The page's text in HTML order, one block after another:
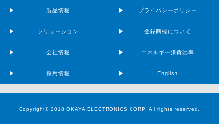
製品情報
ソリューション
会社情報
採用情報
プライバシーポリシー
登録商標について
エネルギー消費効率
English
Copyright© 2018 OKAYA ELECTRONICS CORP, All rights reserved.